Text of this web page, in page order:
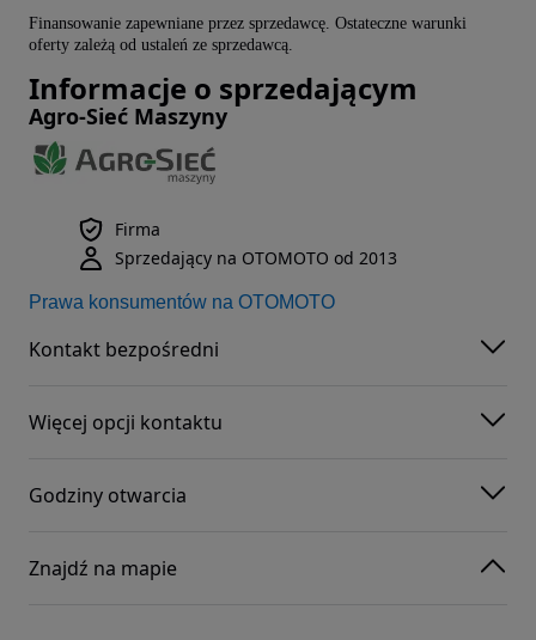
Finansowanie zapewniane przez sprzedawcę. Ostateczne warunki
oferty zależą od ustaleń ze sprzedawcą.
Informacje o sprzedającym
Agro-Sieć Maszyny
Firma
Sprzedający na OTOMOTO od 2013
Prawa konsumentów na OTOMOTO
Kontakt bezpośredni
Więcej opcji kontaktu
Godziny otwarcia
Znajdź na mapie